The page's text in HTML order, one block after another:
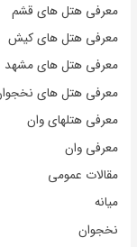
معرفی هتل های قشم
معرفی هتل های کیش
معرفی هتل های مشهد
معرفی هتل های
معرفی هتلهای وان
معرفی وان
مقالات عمومی
میانه
نخجوان